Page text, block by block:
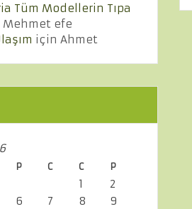
Tüm Modellerin Tıpa
Mehmet efe
için Ahmet
P C C P
1
2
6 7 8
9